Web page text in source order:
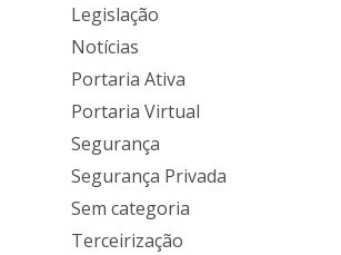
Legislação
Notícias
Portaria Ativa
Portaria Virtual
Segurança
Segurança Privada
Sem categoria
Terceirização